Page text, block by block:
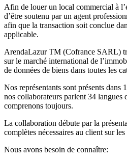
Afin de louer un local commercial à
d’être soutenu par un agent
afin que la transaction soit conclue
applicable.
ArendaLazur TM (Cofrance SARL)
sur le marché international de
de données de biens dans toutes les
Nos représentants sont présents dans
nos collaborateurs parlent 34 langues
comprenons toujours.
La collaboration débute par la
complètes nécessaires au client sur
Nous avons besoin de connaître: